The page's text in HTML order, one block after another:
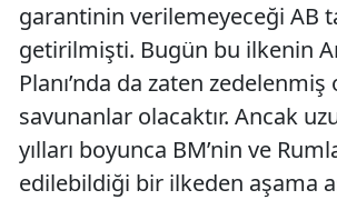
garantinin verilemeyeceği AB
getirilmişti. Bugün bu ilkenin
Planı’nda da zaten
savunanlar olacaktır. Ancak
yılları boyunca BM’nin ve
edilebildiği bir ilkeden aşama